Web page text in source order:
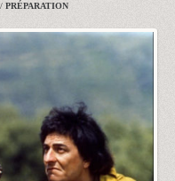
PRÉPARATION